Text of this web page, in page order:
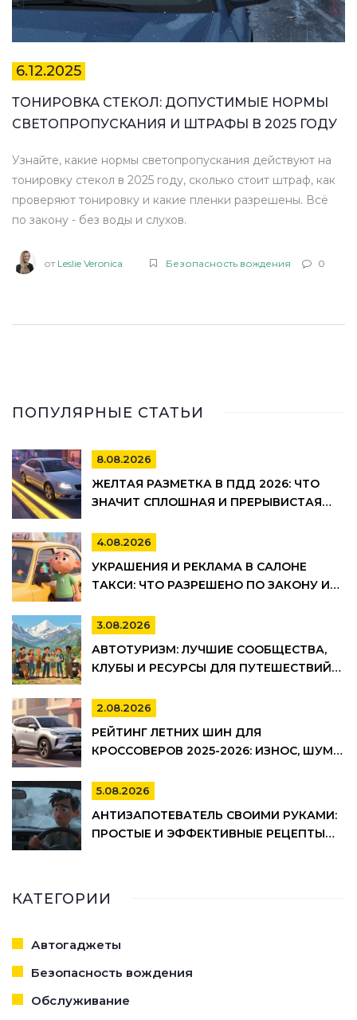
6.12.2025
ТОНИРОВКА СТЕКОЛ: ДОПУСТИМЫЕ НОРМЫ
СВЕТОПРОПУСКАНИЯ И ШТРАФЫ В 2025 ГОДУ
Узнайте, какие нормы светопропускания действуют на
тонировку стекол в 2025 году, сколько стоит штраф, как
проверяют тонировку и какие пленки разрешены. Всё
по закону - без воды и слухов.
от Leslie Veronica Безопасность вождения 0
ПОПУЛЯРНЫЕ СТАТЬИ
8.08.2026
ЖЕЛТАЯ РАЗМЕТКА В ПДД 2026: ЧТО
ЗНАЧИТ СПЛОШНАЯ И ПРЕРЫВИСТАЯ
ШТРАФЫ
4.08.2026
УКРАШЕНИЯ И РЕКЛАМА В САЛОНЕ
ТАКСИ: ЧТО РАЗРЕШЕНО ПО ЗАКОНУ И
3.08.2026
АВТОТУРИЗМ: ЛУЧШИЕ СООБЩЕСТВА,
КЛУБЫ И РЕСУРСЫ ДЛЯ ПУТЕШЕСТВИЙ
2.08.2026
РЕЙТИНГ ЛЕТНИХ ШИН ДЛЯ
КРОССОВЕРОВ 2025-2026: ИЗНОС, ШУМ И
5.08.2026
АНТИЗАПОТЕВАТЕЛЬ СВОИМИ РУКАМИ:
ПРОСТЫЕ И ЭФФЕКТИВНЫЕ РЕЦЕПТЫ
КАТЕГОРИИ
Автогаджеты
Безопасность вождения
Обслуживание